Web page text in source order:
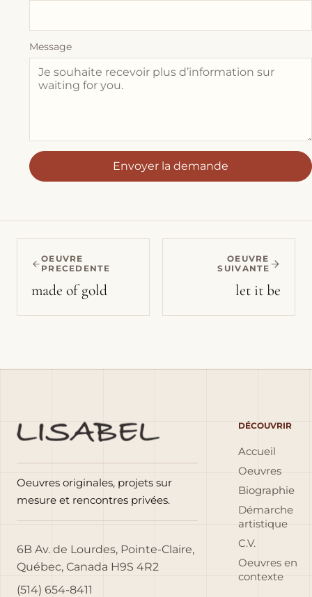
Message
Envoyer la demande
OEUVRE
PRECEDENTE
made of gold
OEUVRE
SUIVANTE
let it be
Oeuvres originales, projets sur
mesure et rencontres privées.
6B Av. de Lourdes, Pointe-Claire,
Québec, Canada H9S 4R2
(514) 654-8411
DÉCOUVRIR
Accueil
Oeuvres
Biographie
Démarche
artistique
C.V.
Oeuvres en
contexte